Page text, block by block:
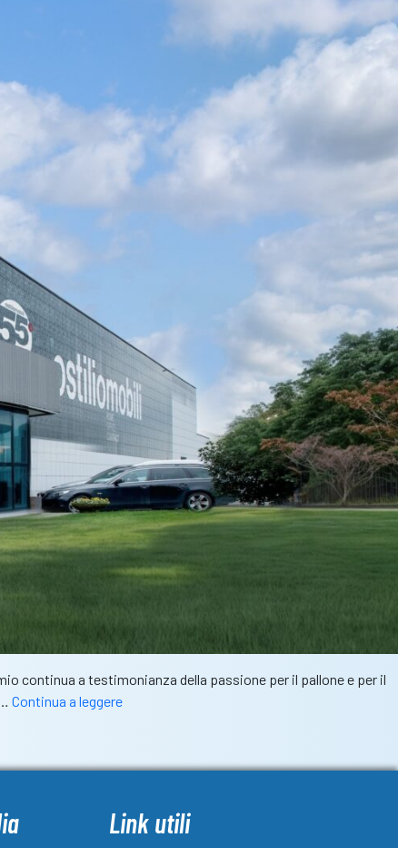
continua a testimonianza della passione per il pallone e per il
Continua a leggereOstiliomobili:
di
innovazione
e
Link utili